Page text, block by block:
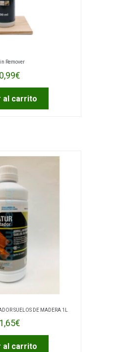
Remover
€
al carrito
SUELOS DE MADERA 1L
€
al carrito